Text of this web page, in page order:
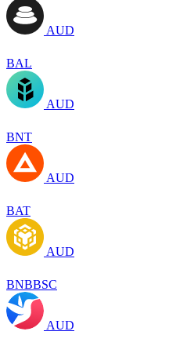
AUD
BAL
AUD
BNT
AUD
BAT
AUD
BNBBSC
AUD